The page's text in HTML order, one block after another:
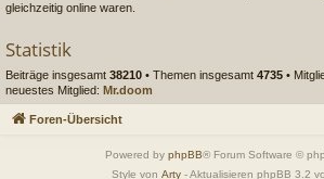
gleichzeitig online waren.
Statistik
Beiträge insgesamt 38210 • Themen insgesamt 4735 •
neuestes Mitglied: Mr.doom
Foren-Übersicht
Powered by phpBB® Forum Software ©
Style von Arty- Aktualisieren phpBB 3.2